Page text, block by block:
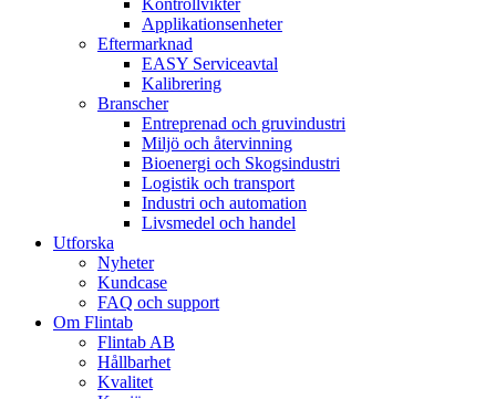
Kontrollvikter
Applikationsenheter
Eftermarknad
EASY Serviceavtal
Kalibrering
Branscher
Entreprenad och gruvindustri
Miljö och återvinning
Bioenergi och Skogsindustri
Logistik och transport
Industri och automation
Livsmedel och handel
Utforska
Nyheter
Kundcase
FAQ och support
Om Flintab
Flintab AB
Hållbarhet
Kvalitet